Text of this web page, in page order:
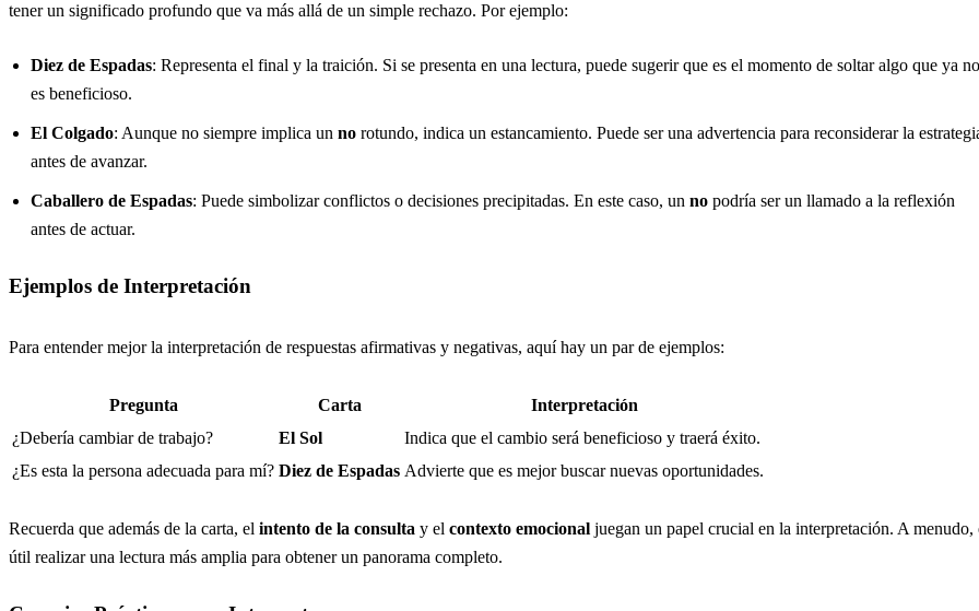
tener un significado profundo que va más allá de un simple rechazo. Por ejemplo:
Diez de Espadas: Representa el final y la traición. Si se presenta en una lectura, puede sugerir que es el momento de soltar algo que ya no
es beneficioso.
El Colgado: Aunque no siempre implica un no rotundo, indica un estancamiento. Puede ser una advertencia para reconsiderar la
antes de avanzar.
Caballero de Espadas: Puede simbolizar conflictos o decisiones precipitadas. En este caso, un no podría ser un llamado a la reflexión
antes de actuar.
Ejemplos de Interpretación
Para entender mejor la interpretación de respuestas afirmativas y negativas, aquí hay un par de ejemplos:
Pregunta Carta
Interpretación
¿Debería cambiar de trabajo?
El Sol
Indica que el cambio será beneficioso y traerá éxito.
¿Es esta la persona adecuada para mí? Diez de Espadas Advierte que es mejor buscar nuevas oportunidades.
Recuerda que además de la carta, el intento de la consulta y el contexto emocional juegan un papel crucial en la interpretación. A menudo,
útil realizar una lectura más amplia para obtener un panorama completo.